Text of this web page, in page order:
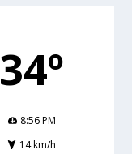
34º
8:56 PM
14 km/h